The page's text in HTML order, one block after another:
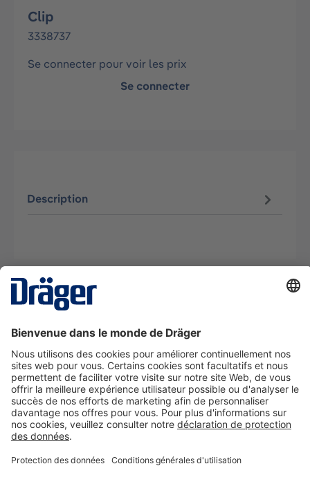
Clip
3338737
Se connecter pour voir les prix
Se connecter
Description
La technologie
Nous contacter
A propos de Dräger
Informations